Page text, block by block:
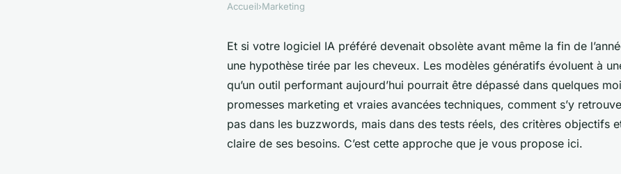
Comparatif de logiciels IA : des choix
surprenants pour 2026
10 min de lecture
Accueil›Marketing
Et si votre logiciel IA préféré devenait obsolète avant même la fin de
une hypothèse tirée par les cheveux. Les modèles génératifs évoluent à
qu’un outil performant aujourd’hui pourrait être dépassé dans quelques
promesses marketing et vraies avancées techniques, comment s’y
pas dans les buzzwords, mais dans des tests réels, des critères objectifs
claire de ses besoins. C’est cette approche que je vous propose ici.